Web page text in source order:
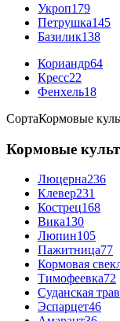
Укроп179
Петрушка145
Базилик138
Кориандр64
Кресс22
Фенхель18
СортаКормовые
Кормовые
Люцерна236
Клевер231
Кострец168
Вика130
Люпин105
Пажитница77
Кормовая
Тимофеевка72
Суданская
Эспарцет46